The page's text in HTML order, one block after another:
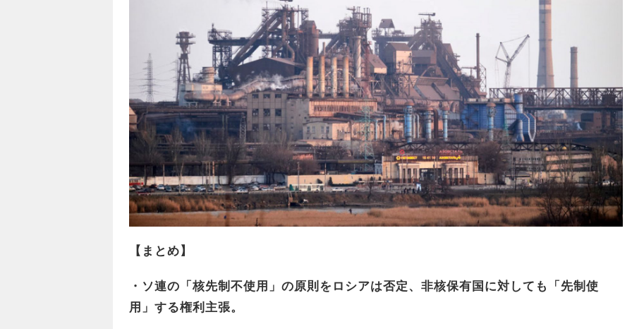
【まとめ】
・ソ連の「核先制不使用」の原則をロシアは否定、非核保有国に対しても「先制使
用」する権利主張。